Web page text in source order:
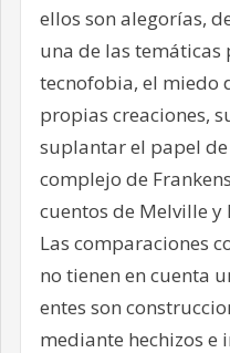
ellos son alegorías,
una de las temáticas
tecnofobia, el miedo
propias creaciones,
suplantar el papel
complejo de
cuentos de Melville
Las comparaciones
no tienen en cuenta
entes son
mediante hechizos e